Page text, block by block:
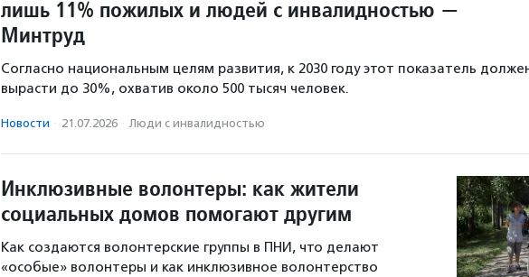
лишь 11% пожилых и людей с инвалидностью —
Минтруд
Согласно национальным целям развития, к 2030 году этот показатель
вырасти до 30%, охватив около 500 тысяч человек.
Новости · 21.07.2026 · Люди с инвалидностью
Инклюзивные волонтеры: как жители
социальных домов помогают другим
Как создаются волонтерские группы в ПНИ, что делают
«особые» волонтеры и как инклюзивное волонтерство